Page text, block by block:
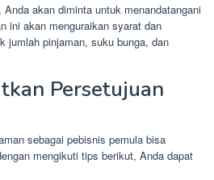
akan diminta untuk menandatangani
ini akan menguraikan syarat dan
jumlah pinjaman, suku bunga, dan
Persetujuan
sebagai pebisnis pemula bisa
mengikuti tips berikut, Anda dapat